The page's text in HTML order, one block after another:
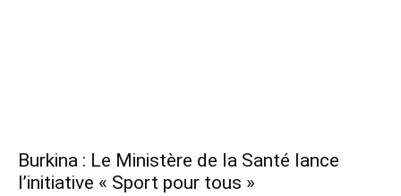
Burkina : Le Ministère de la Santé lance
l’initiative « Sport pour tous »